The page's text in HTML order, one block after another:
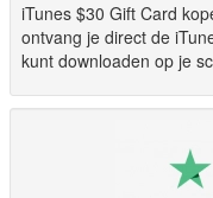
iTunes $30 Gift Card
ontvang je direct de
kunt downloaden op je